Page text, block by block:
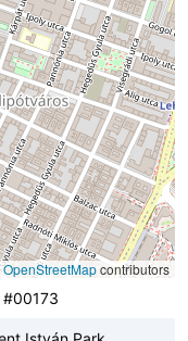
OpenStreetMapcontributors
#00173